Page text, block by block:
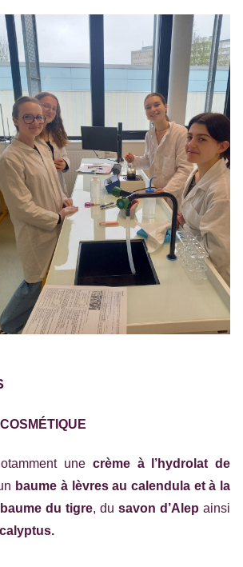
une crème à l’hydrolat de
baume à lèvres au calendula et à la
baume du tigre, du savon d’Alep ainsi